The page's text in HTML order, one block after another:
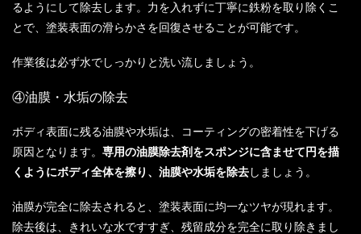
るようにして除去します。力を入れずに丁寧に鉄粉を取り除くこ
とで、塗装表面の滑らかさを回復させることが可能です。
作業後は必ず水でしっかりと洗い流しましょう。
④油膜・水垢の除去
ボディ表面に残る油膜や水垢は、コーティングの密着性を下げる
原因となります。 専用の油膜除去剤をスポンジに含ませて円を描
くようにボディ全体を擦り、油膜や水垢を除去しましょう。
油膜が完全に除去されると、塗装表面に均一なツヤが現れます。
除去後は、きれいな水ですすぎ、残留成分を完全に取り除きまし